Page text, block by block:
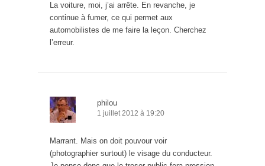
La voiture, moi, j’ai arrête. En revanche, je
continue à fumer, ce qui permet aux
automobilistes de me faire la leçon. Cherchez
l’erreur.
philou
1 juillet 2012 à 19:20
Marrant. Mais on doit pouvour voir
(photographier surtout) le visage du conducteur.